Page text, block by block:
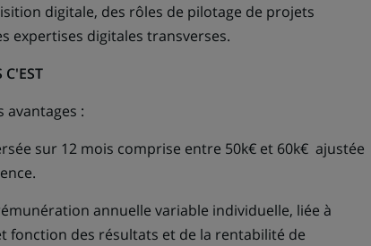
digitale, des rôles de pilotage de projets
expertises digitales transverses.
avantages :
sur 12 mois comprise entre 50k€ et 60k€ ajustée
annuelle variable individuelle, liée à
fonction des résultats et de la rentabilité de